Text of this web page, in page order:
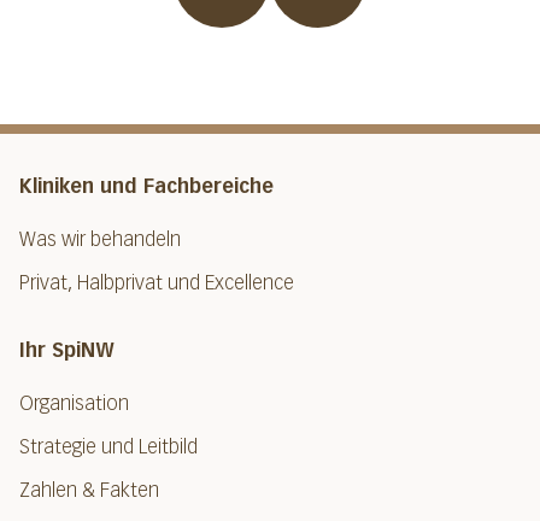
Kliniken und Fachbereiche
Was wir behandeln
Privat, Halbprivat und Excellence
Ihr SpiNW
Organisation
Strategie und Leitbild
Zahlen & Fakten